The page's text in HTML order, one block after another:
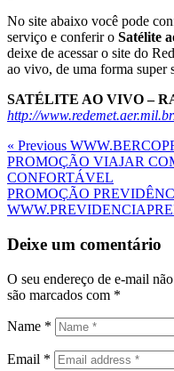
No site abaixo você pode
serviço e conferir o Satélite
deixe de acessar o site do
ao vivo, de uma forma super
SATÉLITE AO VIVO –
http://
Navegação
de
Post
Previous
Post
« Previous
PROMOÇÃO VIAJAR
CONFORTÁVEL
Next
Post
PROMOÇÃO
Deixe um comentário
O seu endereço de e-mail
são marcados com *
Name *
Email *